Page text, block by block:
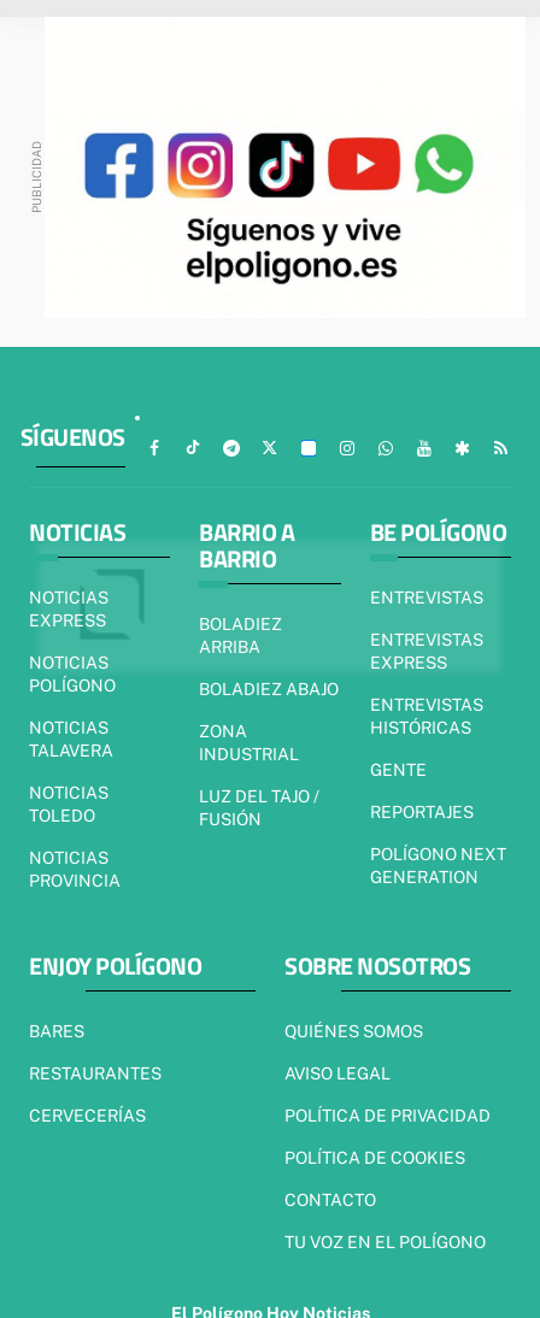
SÍGUENOS
NOTICIAS
NOTICIAS
EXPRESS
NOTICIAS
POLÍGONO
NOTICIAS
TALAVERA
NOTICIAS
TOLEDO
NOTICIAS
PROVINCIA
BARRIO A
BARRIO
BOLADIEZ
ARRIBA
BOLADIEZ ABAJO
ZONA
INDUSTRIAL
LUZ DEL TAJO /
FUSIÓN
BE POLÍGONO
ENTREVISTAS
ENTREVISTAS
EXPRESS
ENTREVISTAS
HISTÓRICAS
GENTE
REPORTAJES
POLÍGONO NEXT
GENERATION
ENJOY POLÍGONO
BARES
RESTAURANTES
CERVECERÍAS
SOBRE NOSOTROS
QUIÉNES SOMOS
AVISO LEGAL
POLÍTICA DE PRIVACIDAD
POLÍTICA DE COOKIES
CONTACTO
TU VOZ EN EL POLÍGONO
El Polígono Hoy Noticias